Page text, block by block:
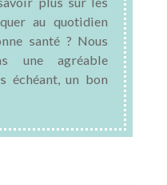
au quotidien
santé ? Nous
une agréable
échéant, un bon